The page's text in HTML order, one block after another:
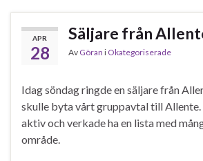
APR
28
Säljare från
Av Göran i Okategoriserade
Idag söndag ringde en säljare från
skulle byta vårt gruppavtal till
aktiv och verkade ha en lista med
område.